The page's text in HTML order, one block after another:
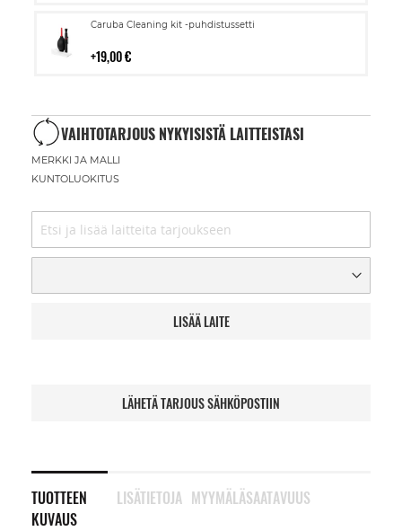
Caruba Cleaning kit -puhdistussetti
19,00 €
Lisää
VAIHTOTARJOUS NYKYISISTÄ LAITTEISTASI
MERKKI JA MALLI
KUNTOLUOKITUS
LISÄÄ LAITE
LÄHETÄ TARJOUS SÄHKÖPOSTIIN
TUOTTEEN
KUVAUS
LISÄTIETOJA MYYMÄLÄSAATAVUUS